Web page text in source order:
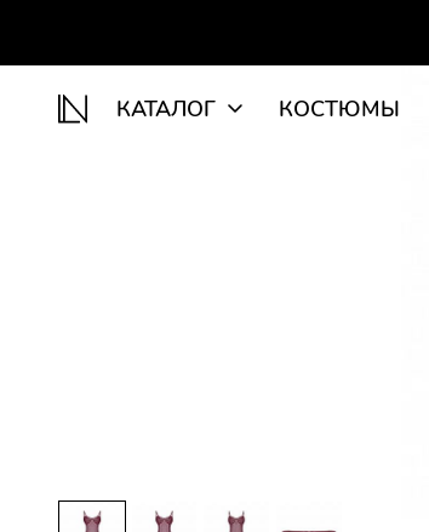
КАТАЛОГ КОСТЮМЫ